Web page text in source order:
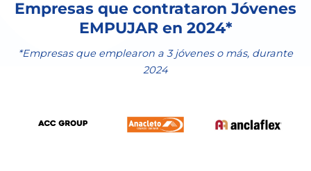
Empresas que contrataron Jóvenes
EMPUJAR en 2024*
*Empresas que emplearon a 3 jóvenes o más, durante
2024